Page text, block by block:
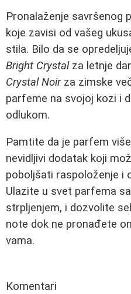
Pronalaženje savršenog
koje zavisi od vašeg
stila. Bilo da se
Bright Crystalza letnje
Crystal Noirza zimske
parfeme na svojoj kozi i
odlukom.
Pamtite da je parfem
nevidljivi dodatak koji
poboljšati raspoloženje i
Ulazite u svet parfema
strpljenjem, i dozvolite
note dok ne pronađete
vama.
Komentari